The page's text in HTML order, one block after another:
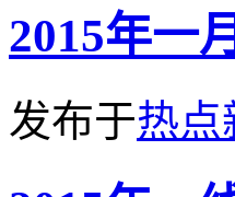
2015年一
发布于热点